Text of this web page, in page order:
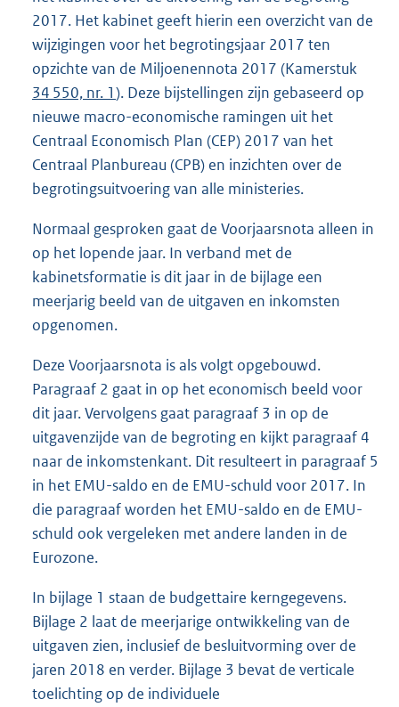
2017. Het kabinet geeft hierin een overzicht van de
wijzigingen voor het begrotingsjaar 2017 ten
opzichte van de Miljoenennota 2017 (Kamerstuk
34 550, nr. 1). Deze bijstellingen zijn gebaseerd op
nieuwe macro-economische ramingen uit het
Centraal Economisch Plan (CEP) 2017 van het
Centraal Planbureau (CPB) en inzichten over de
begrotingsuitvoering van alle ministeries.
Normaal gesproken gaat de Voorjaarsnota alleen in
op het lopende jaar. In verband met de
kabinetsformatie is dit jaar in de bijlage een
meerjarig beeld van de uitgaven en inkomsten
opgenomen.
Deze Voorjaarsnota is als volgt opgebouwd.
Paragraaf 2 gaat in op het economisch beeld voor
dit jaar. Vervolgens gaat paragraaf 3 in op de
uitgavenzijde van de begroting en kijkt paragraaf 4
naar de inkomstenkant. Dit resulteert in paragraaf 5
in het EMU-saldo en de EMU-schuld voor 2017. In
die paragraaf worden het EMU-saldo en de EMU-
schuld ook vergeleken met andere landen in de
Eurozone.
In bijlage 1 staan de budgettaire kerngegevens.
Bijlage 2 laat de meerjarige ontwikkeling van de
uitgaven zien, inclusief de besluitvorming over de
jaren 2018 en verder. Bijlage 3 bevat de verticale
toelichting op de individuele